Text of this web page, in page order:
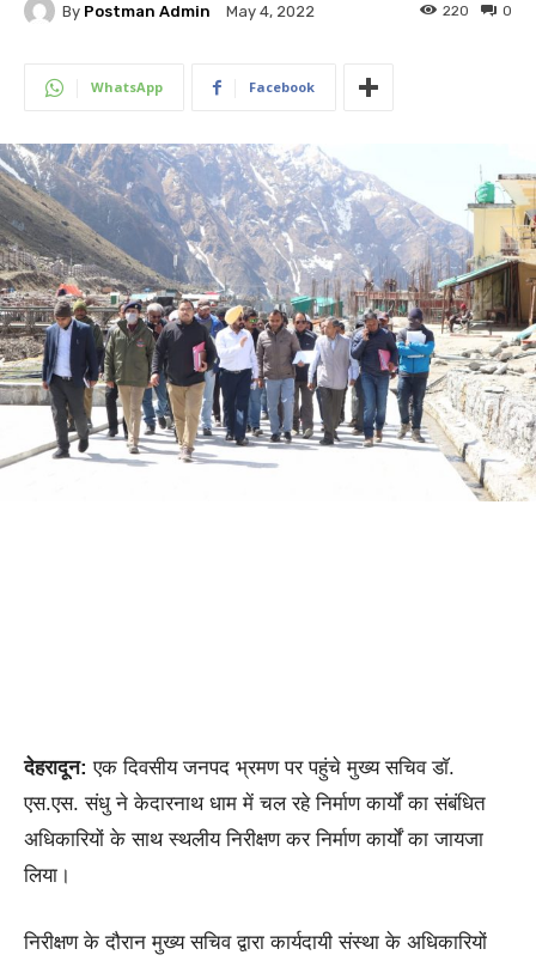
By Postman Admin May 4, 2022 0
220
WhatsApp Facebook
देहरादून:एक दिवसीय जनपद भ्रमण पर पहुंचे मुख्य सचिव डाॅ.
एस.एस. संधु ने केदारनाथ धाम में चल रहे निर्माण कार्यों का संबंधित
अधिकारियों के साथ स्थलीय निरीक्षण कर निर्माण कार्यों का जायजा
लिया।
निरीक्षण के दौरान मुख्य सचिव द्वारा कार्यदायी संस्था के अधिकारियों